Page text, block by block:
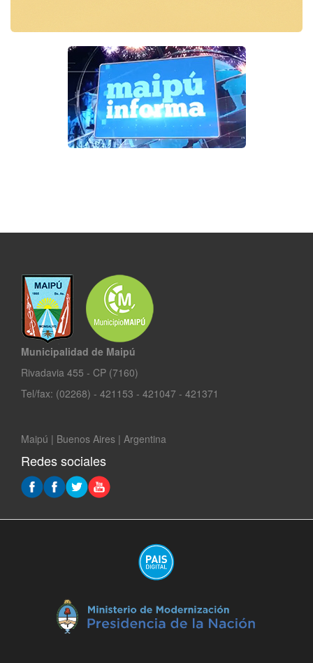
Municipalidad de Maipú
Rivadavia 455 - CP (7160)
Tel/fax: (02268) - 421153 - 421047 - 421371
Maipú | Buenos Aires | Argentina
Redes sociales